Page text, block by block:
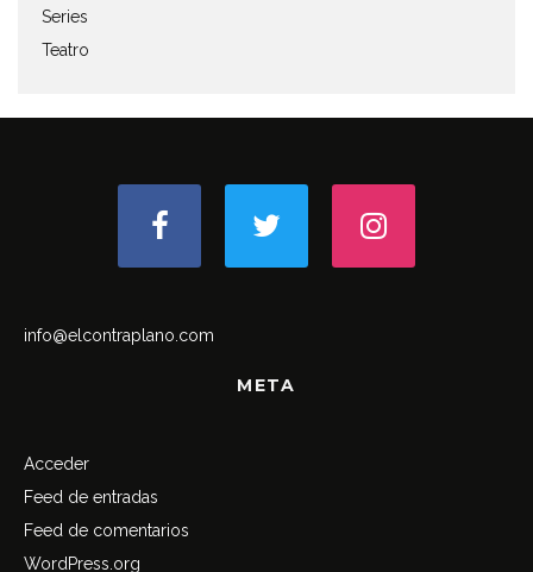
Series
Teatro
info@elcontraplano.com
META
Acceder
Feed de entradas
Feed de comentarios
WordPress.org